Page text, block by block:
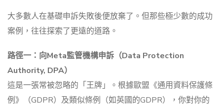
大多數人在基礎申訴失敗後便放棄了。但那些極少數的成功
案例，往往探索了更遠的道路。
路徑一：向Meta監管機構申訴（Data Protection
Authority, DPA）
這是一張常被忽略的「王牌」。根據歐盟《通用資料保護條
例》（GDPR）及類似條例（如英國的GDPR），你對你的